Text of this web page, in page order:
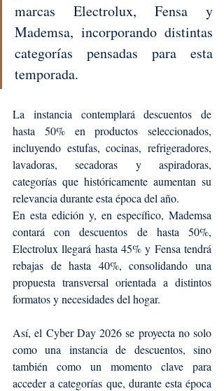
marcas Electrolux, Fensa y
Mademsa, incorporando distintas
categorías pensadas para esta
temporada.
La instancia contemplará descuentos de
hasta 50% en productos seleccionados,
incluyendo estufas, cocinas, refrigeradores,
lavadoras, secadoras y aspiradoras,
categorías que históricamente aumentan su
relevancia durante esta época del año.
En esta edición y, en específico, Mademsa
contará con descuentos de hasta 50%,
Electrolux llegará hasta 45% y Fensa tendrá
rebajas de hasta 40%, consolidando una
propuesta transversal orientada a distintos
formatos y necesidades del hogar.
Así, el Cyber Day 2026 se proyecta no solo
como una instancia de descuentos, sino
también como un momento clave para
acceder a categorías que, durante esta época